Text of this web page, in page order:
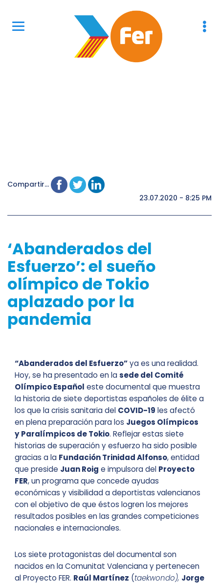
Compartir...
23.07.2020 - 8:25 PM
‘Abanderados del
Esfuerzo’: el sueño
olímpico de Tokio
aplazado por la
pandemia
“Abanderados del Esfuerzo”ya es una realidad.
Hoy, se ha presentado en lasede del Comité
Olímpico Español este documental que muestra
la historia de siete deportistas españoles de élite a
los que la crisis sanitaria del COVID-19 les afectó
en plena preparación para los Juegos Olímpicos
y Paralímpicos de Tokio. Reflejar estas siete
historias de superación y esfuerzo ha sido posible
gracias a la Fundación Trinidad Alfonso, entidad
que preside Juan Roig e impulsora del Proyecto
FER, un programa que concede ayudas
económicas y visibilidad a deportistas valencianos
con el objetivo de que éstos logren los mejores
resultados posibles en las grandes competiciones
nacionales e internacionales.
Los siete protagonistas del documental son
nacidos en la Comunitat Valenciana y pertenecen
al Proyecto FER. Raúl Martínez (taekwondo), Jorge